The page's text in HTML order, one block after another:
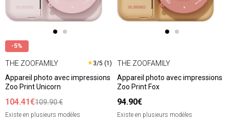
-5%
THE ZOOFAMILY ★3/5 (1)
Appareil photo avec impressions
Zoo Print Unicorn
104.41€109.90 €
Existe en plusieurs modèles
THE ZOOFAMILY
Appareil photo avec impressions
Zoo Print Fox
94.90€
Existe en plusieurs modèles